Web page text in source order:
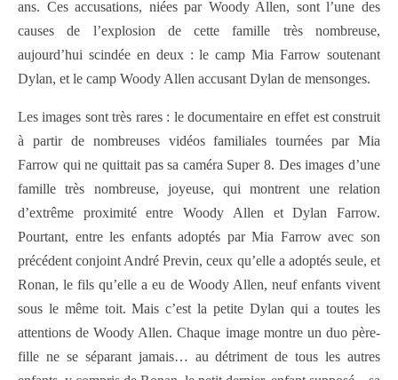
ans. Ces accusations, niées par Woody Allen, sont l’une des
causes de l’explosion de cette famille très nombreuse,
aujourd’hui scindée en deux : le camp Mia Farrow soutenant
Dylan, et le camp Woody Allen accusant Dylan de mensonges.
Les images sont très rares : le documentaire en effet est construit
à partir de nombreuses vidéos familiales tournées par Mia
Farrow qui ne quittait pas sa caméra Super 8. Des images d’une
famille très nombreuse, joyeuse, qui montrent une relation
d’extrême proximité entre Woody Allen et Dylan Farrow.
Pourtant, entre les enfants adoptés par Mia Farrow avec son
précédent conjoint André Previn, ceux qu’elle a adoptés seule, et
Ronan, le fils qu’elle a eu de Woody Allen, neuf enfants vivent
sous le même toit. Mais c’est la petite Dylan qui a toutes les
attentions de Woody Allen. Chaque image montre un duo père-
fille ne se séparant jamais… au détriment de tous les autres